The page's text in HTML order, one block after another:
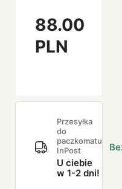
88.00
PLN
Przesyłka
do
paczkomatu
InPost
U ciebie
w 1-2 dni!